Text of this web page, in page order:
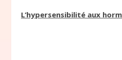
L’hypersensibilité aux